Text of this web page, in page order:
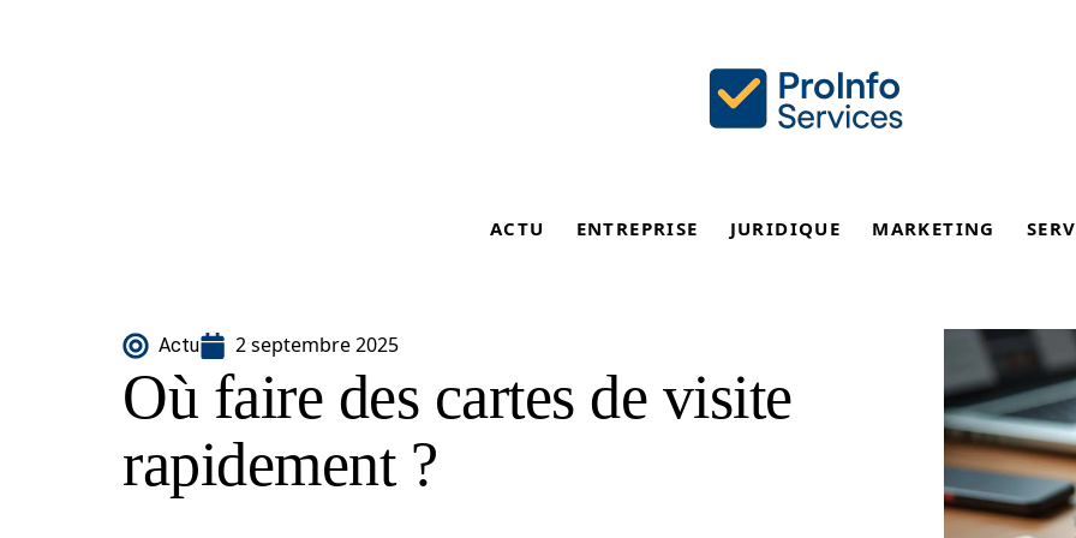
ACTU ENTREPRISE JURIDIQUE MARKETING
Actu 2 septembre 2025
Où faire des cartes de visite
rapidement ?